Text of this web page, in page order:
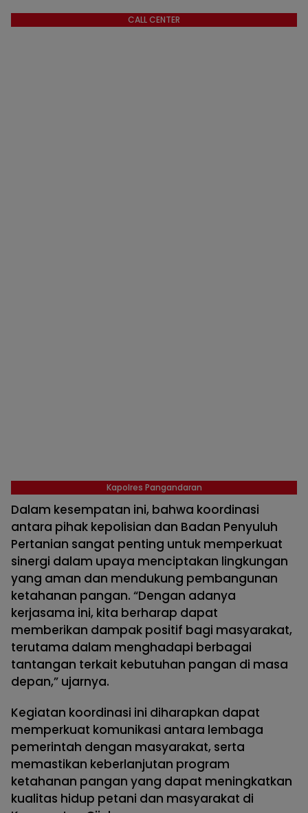
CALL CENTER
Kapolres Pangandaran
Dalam kesempatan ini, bahwa koordinasi
antara pihak kepolisian dan Badan Penyuluh
Pertanian sangat penting untuk memperkuat
sinergi dalam upaya menciptakan lingkungan
yang aman dan mendukung pembangunan
ketahanan pangan. “Dengan adanya
kerjasama ini, kita berharap dapat
memberikan dampak positif bagi masyarakat,
terutama dalam menghadapi berbagai
tantangan terkait kebutuhan pangan di masa
depan,” ujarnya.
Kegiatan koordinasi ini diharapkan dapat
memperkuat komunikasi antara lembaga
pemerintah dengan masyarakat, serta
memastikan keberlanjutan program
ketahanan pangan yang dapat meningkatkan
kualitas hidup petani dan masyarakat di